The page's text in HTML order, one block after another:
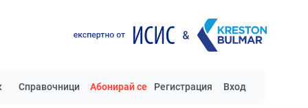
Справочници Абонирай се Регистрация Вход